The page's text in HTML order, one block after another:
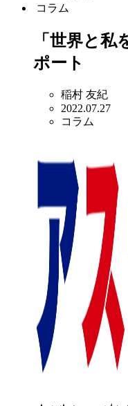
コラム
「世界と
ポート
稲村 友紀
2022.07.27
コラム